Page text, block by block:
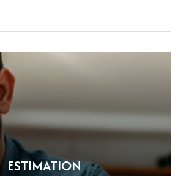
ESTIMATION